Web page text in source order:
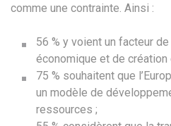
comme une contrainte. Ainsi :
56 % y voient un facteur
économique et de création
75 % souhaitent que
un modèle de
ressources ;